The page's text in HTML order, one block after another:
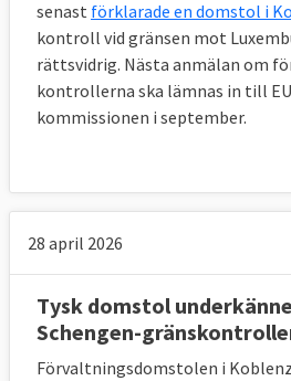
senast förklarade en domstol i
kontroll vid gränsen mot
rättsvidrig. Nästa anmälan om
kontrollerna ska lämnas in till
kommissionen i september.
28 april 2026
Tysk domstol
Schengen-
Förvaltningsdomstolen i